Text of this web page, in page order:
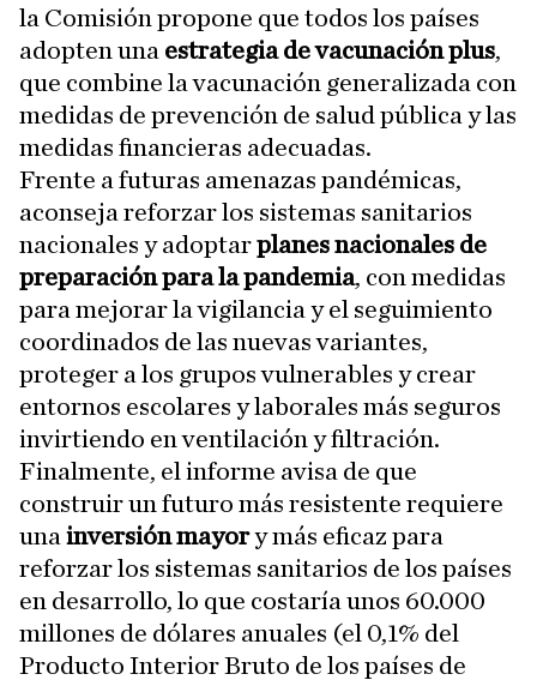
la Comisión propone que todos los países
adopten una estrategia de vacunación plus,
que combine la vacunación generalizada con
medidas de prevención de salud pública y las
medidas financieras adecuadas.
Frente a futuras amenazas pandémicas,
aconseja reforzar los sistemas sanitarios
nacionales y adoptarplanes nacionales de
preparación para la pandemia, con medidas
para mejorar la vigilancia y el seguimiento
coordinados de las nuevas variantes,
proteger a los grupos vulnerables y crear
entornos escolares y laborales más seguros
invirtiendo en ventilación y filtración.
Finalmente, el informe avisa de que
construir un futuro más resistente requiere
una inversión mayory más eficaz para
reforzar los sistemas sanitarios de los países
en desarrollo, lo que costaría unos 60.000
millones de dólares anuales (el 0,1% del
Producto Interior Bruto de los países de